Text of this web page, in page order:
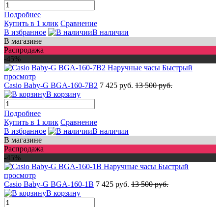
Подробнее
Купить в 1 клик Сравнение
В избранное
В наличии
В магазине
Распродажа
-45%
Быстрый
просмотр
Casio Baby-G BGA-160-7B2 7 425 руб. 13 500 руб.
В корзину
Подробнее
Купить в 1 клик Сравнение
В избранное
В наличии
В магазине
Распродажа
-45%
Быстрый
просмотр
Casio Baby-G BGA-160-1B 7 425 руб. 13 500 руб.
В корзину